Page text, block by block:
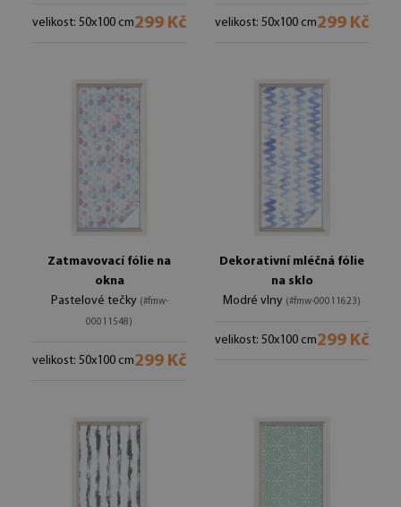
velikost: 50x100 cm299 Kč velikost: 50x100 cm299 Kč
Zatmavovací fólie na
okna
Pastelové tečky (#fmw-
00011548)
velikost: 50x100 cm299 Kč
Dekorativní mléčná fólie
na sklo
Modré vlny (#fmw-00011623)
velikost: 50x100 cm299 Kč